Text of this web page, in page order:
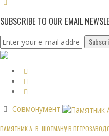
SUBSCRIBE TO OUR EMAIL
Совмонумент
ПАМЯТНИК А. В. ШОТМАНУ В